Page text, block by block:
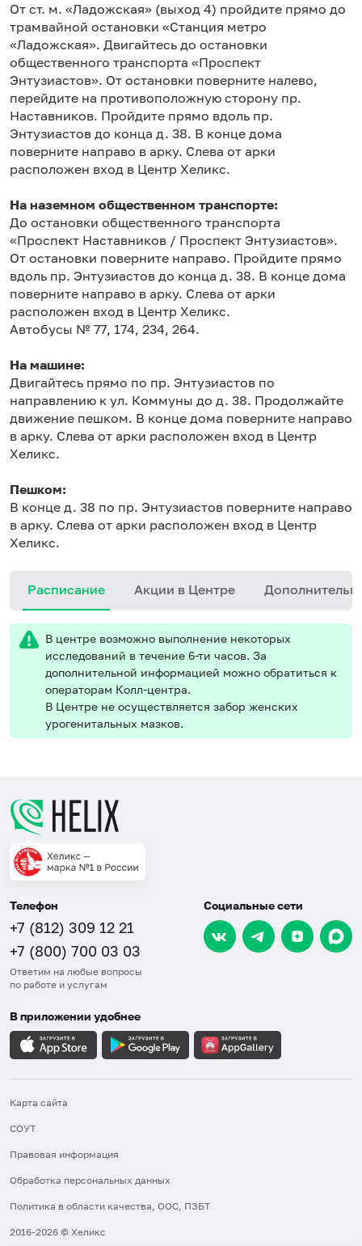
От ст. м. «Ладожская» (выход 4) пройдите прямо до
трамвайной остановки «Станция метро
«Ладожская». Двигайтесь до остановки
общественного транспорта «Проспект
Энтузиастов». От остановки поверните налево,
перейдите на противоположную сторону пр.
Наставников. Пройдите прямо вдоль пр.
Энтузиастов до конца д. 38. В конце дома
поверните направо в арку. Слева от арки
расположен вход в Центр Хеликс.
На наземном общественном транспорте:
До остановки общественного транспорта
«Проспект Наставников / Проспект Энтузиастов».
От остановки поверните направо. Пройдите прямо
вдоль пр. Энтузиастов до конца д. 38. В конце дома
поверните направо в арку. Слева от арки
расположен вход в Центр Хеликс.
Автобусы № 77, 174, 234, 264.
На машине:
Двигайтесь прямо по пр. Энтузиастов по
направлению к ул. Коммуны до д. 38. Продолжайте
движение пешком. В конце дома поверните направо
в арку. Слева от арки расположен вход в Центр
Хеликс.
Пешком:
В конце д. 38 по пр. Энтузиастов поверните направо
в арку. Слева от арки расположен вход в Центр
Хеликс.
Расписание Акции в Центре
В центре возможно выполнение некоторых
исследований в течение 6-ти часов. За
дополнительной информацией можно обратиться к
операторам Колл-центра.
В Центре не осуществляется забор женских
урогенитальных мазков.
Телефон
+7 (812) 309 12 21
+7 (800) 700 03 03
Ответим на любые вопросы
по работе и услугам
Социальные сети
В приложении удобнее
Карта сайта
СОУТ
Правовая информация
Обработка персональных данных
Политика в области качества, ООС, ПЗБТ
2016-2026 © Хеликс